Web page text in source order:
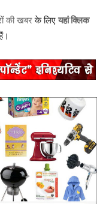
की खबरके लिए यहां क्लिक